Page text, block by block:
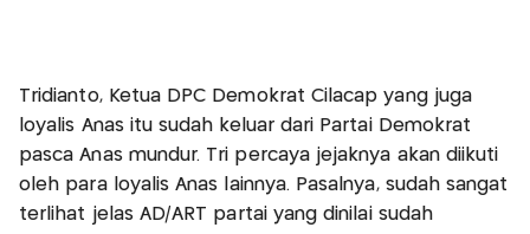
Tridianto, Ketua DPC Demokrat Cilacap yang juga
loyalis Anas itu sudah keluar dari Partai Demokrat
pasca Anas mundur. Tri percaya jejaknya akan diikuti
oleh para loyalis Anas lainnya. Pasalnya, sudah sangat
terlihat jelas AD/ART partai yang dinilai sudah